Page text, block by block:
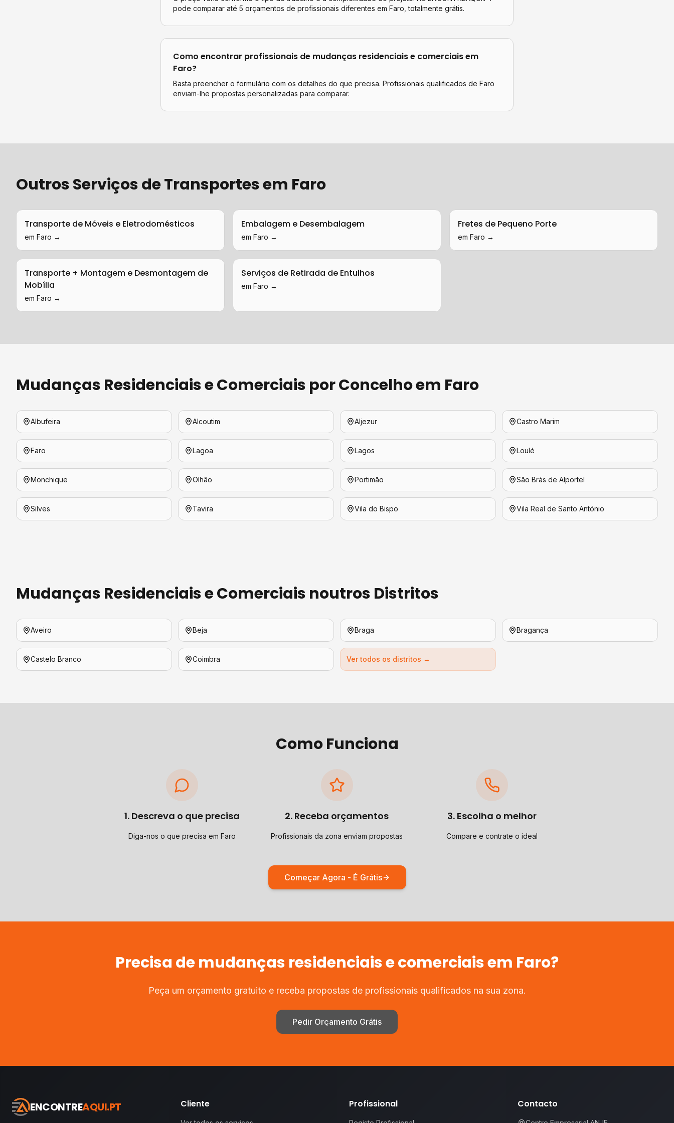
pode comparar até 5 orçamentos de profissionais diferentes em Faro , totalmente grátis.
Como encontrar profissionais de mudanças residenciais e comerciaisem
Faro?
Basta preencher o formulário com os detalhes do que precisa. Profissionais qualificados de Faro
enviam-lhe propostas personalizadas para comparar.
Outros Serviços deTransportesem Faro
Transporte de Móveis e Eletrodomésticos
em Faro →
Embalagem e Desembalagem
em Faro →
Fretes de Pequeno Porte
em Faro →
Transporte + Montagem e Desmontagem de
Mobília
em Faro →
Serviços de Retirada de Entulhos
em Faro →
Mudanças Residenciais e Comerciais por Concelho em Faro
Albufeira Alcoutim Aljezur Castro Marim
Faro Lagoa Lagos Loulé
Monchique Olhão Portimão São Brás de Alportel
Silves Tavira Vila do Bispo Vila Real de Santo António
Mudanças Residenciais e Comerciais noutros Distritos
Aveiro Beja Braga Bragança
Castelo Branco Coimbra Ver todos os distritos →
Como Funciona
1. Descreva o que precisa
Diga-nos o que precisa em Faro
2. Receba orçamentos
Profissionais da zona enviam propostas
3. Escolha o melhor
Compare e contrate o ideal
Começar Agora - É Grátis
Precisa demudanças residenciais e comerciaisem Faro?
Peça um orçamento gratuito e receba propostas de profissionais qualificados na sua zona.
Pedir Orçamento Grátis
ENCONTREAQUI.PT Cliente Profissional Contacto